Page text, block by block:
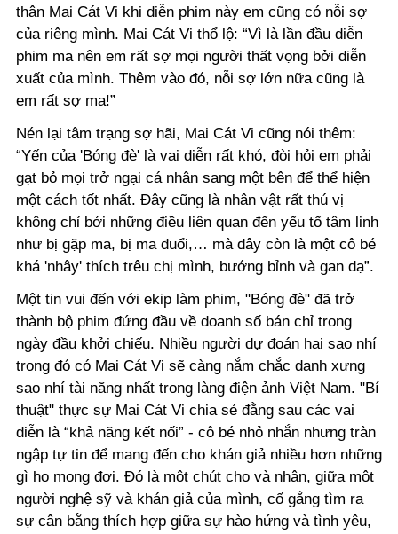
thân Mai Cát Vi khi diễn phim này em cũng có nỗi sợ
của riêng mình. Mai Cát Vi thổ lộ: “Vì là lần đầu diễn
phim ma nên em rất sợ mọi người thất vọng bởi diễn
xuất của mình. Thêm vào đó, nỗi sợ lớn nữa cũng là
em rất sợ ma!”
Nén lại tâm trạng sợ hãi, Mai Cát Vi cũng nói thêm:
“Yến của 'Bóng đè' là vai diễn rất khó, đòi hỏi em phải
gạt bỏ mọi trở ngại cá nhân sang một bên để thể hiện
một cách tốt nhất. Đây cũng là nhân vật rất thú vị
không chỉ bởi những điều liên quan đến yếu tố tâm linh
như bị gặp ma, bị ma đuổi,… mà đây còn là một cô bé
khá 'nhây' thích trêu chị mình, bướng bỉnh và gan dạ”.
Một tin vui đến với ekip làm phim, "Bóng đè" đã trở
thành bộ phim đứng đầu về doanh số bán chỉ trong
ngày đầu khởi chiếu. Nhiều người dự đoán hai sao nhí
trong đó có Mai Cát Vi sẽ càng nắm chắc danh xưng
sao nhí tài năng nhất trong làng điện ảnh Việt Nam. "Bí
thuật" thực sự Mai Cát Vi chia sẻ đằng sau các vai
diễn là “khả năng kết nối” - cô bé nhỏ nhắn nhưng tràn
ngập tự tin để mang đến cho khán giả nhiều hơn những
gì họ mong đợi. Đó là một chút cho và nhận, giữa một
người nghệ sỹ và khán giả của mình, cố gắng tìm ra
sự cân bằng thích hợp giữa sự hào hứng và tình yêu,